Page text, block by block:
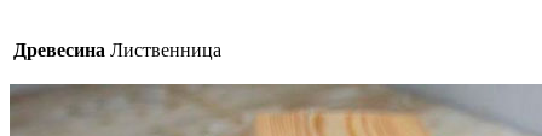
Древесина Лиственница